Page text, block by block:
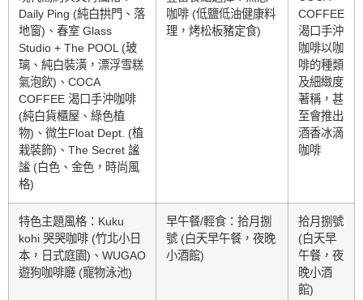
Daily Ping (純白拱門、落
地窗)、春室 Glass
Studio + The POOL (玻
璃、純白裝潢，漂浮雪糕
氣泡飲)、COCA
COFFEE 渴口手沖咖啡
(純白貨櫃屋、綠色植
物)、微生Float Dept. (植
栽裝飾)、The Secret 謐
謐 (白色、金色，時尚風
格)
咖啡 (低鹽低油健康料
理，烤松板豬定食)
COFFEE
渴口手沖
咖啡以咖
啡的種類
及細緻度
著稱，甚
至會推出
酒香冰滴
咖啡
特色主題風格：Kuku
kohi 哭哭咖啡 (竹北小日
本，日式庭園)、WUGAO
遊狗咖啡廳 (寵物泳池)
早午餐/輕食：拾月捌
號 (白天早午餐，夜晚
小酒館)
拾月捌號
(白天早
午餐，夜
晚小酒
館)